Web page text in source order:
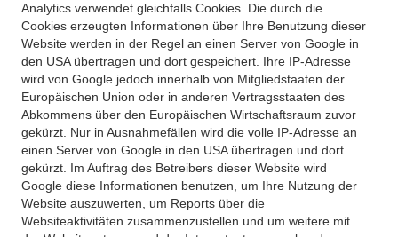
Analytics verwendet gleichfalls Cookies. Die durch die
Cookies erzeugten Informationen über Ihre Benutzung dieser
Website werden in der Regel an einen Server von Google in
den USA übertragen und dort gespeichert. Ihre IP-Adresse
wird von Google jedoch innerhalb von Mitgliedstaaten der
Europäischen Union oder in anderen Vertragsstaaten des
Abkommens über den Europäischen Wirtschaftsraum zuvor
gekürzt. Nur in Ausnahmefällen wird die volle IP-Adresse an
einen Server von Google in den USA übertragen und dort
gekürzt. Im Auftrag des Betreibers dieser Website wird
Google diese Informationen benutzen, um Ihre Nutzung der
Website auszuwerten, um Reports über die
Websiteaktivitäten zusammenzustellen und um weitere mit